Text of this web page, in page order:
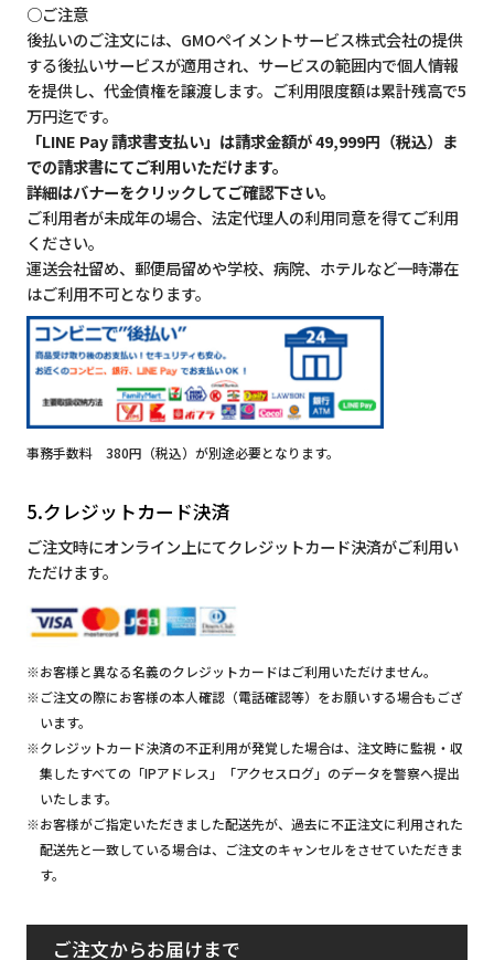
○ご注意
後払いのご注文には、GMOペイメントサービス株式会社の提供
する後払いサービスが適用され、サービスの範囲内で個人情報
を提供し、代金債権を譲渡します。ご利用限度額は累計残高で5
万円迄です。
「LINE Pay 請求書支払い」は請求金額が 49,999円（税込）ま
での請求書にてご利用いただけます。
詳細はバナーをクリックしてご確認下さい。
ご利用者が未成年の場合、法定代理人の利用同意を得てご利用
ください。
運送会社留め、郵便局留めや学校、病院、ホテルなど一時滞在
はご利用不可となります。
事務手数料 380円（税込）が別途必要となります。
5.クレジットカード決済
ご注文時にオンライン上にてクレジットカード決済がご利用い
ただけます。
※お客様と異なる名義のクレジットカードはご利用いただけません。
※ご注文の際にお客様の本人確認（電話確認等）をお願いする場合もござ
います。
※クレジットカード決済の不正利用が発覚した場合は、注文時に監視・収
集したすべての「IPアドレス」「アクセスログ」のデータを警察へ提出
いたします。
※お客様がご指定いただきました配送先が、過去に不正注文に利用された
配送先と一致している場合は、ご注文のキャンセルをさせていただきま
す。
ご注文からお届けまで